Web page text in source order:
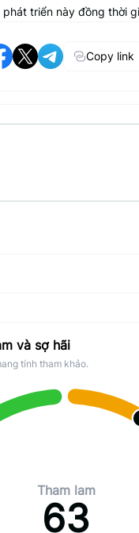
triển này đồng thời
Copy link
và sợ hãi
tính tham khảo.
Tham lam
63